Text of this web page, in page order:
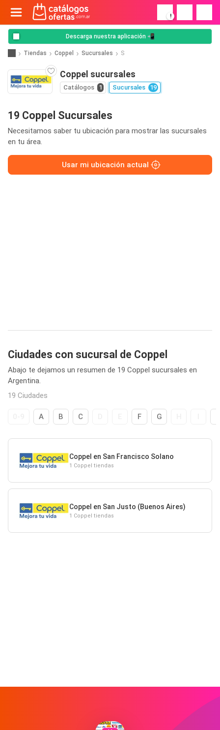
!
Descarga nuestra aplicación 📲
Tiendas Coppel Sucursales S
Coppel sucursales
Catálogos 1 Sucursales 19
19 Coppel Sucursales
Necesitamos saber tu ubicación para mostrar las sucursales
en tu área.
Usar mi ubicación actual
Ciudades con sucursal de Coppel
Abajo te dejamos un resumen de 19 Coppel sucursales en
Argentina.
19 Ciudades
A B C F G
Coppel en San Francisco Solano
1 Coppel tiendas
Coppel en San Justo (Buenos Aires)
1 Coppel tiendas